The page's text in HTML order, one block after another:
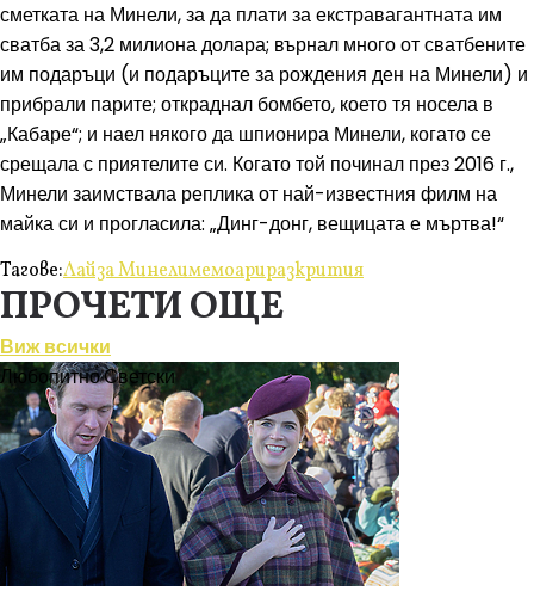
сметката на Минели, за да плати за екстравагантната им
сватба за 3,2 милиона долара; върнал много от сватбените
им подаръци (и подаръците за рождения ден на Минели) и
прибрали парите; откраднал бомбето, което тя носела в
„Кабаре“; и наел някого да шпионира Минели, когато се
срещала с приятелите си. Когато той починал през 2016 г.,
Минели заимствала реплика от най-известния филм на
майка си и прогласила: „Динг-донг, вещицата е мъртва!“
Тагове:Лайза Минелимемоариразкрития
ПРОЧЕТИ ОЩЕ
Виж всички
ЛюбопитноСветски